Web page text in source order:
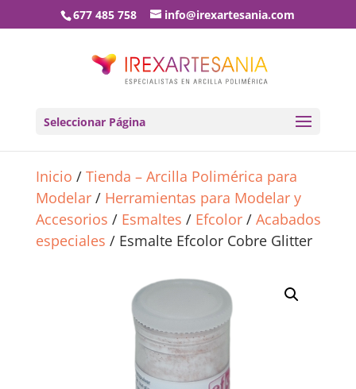
677 485 758 info@irexartesania.com
Seleccionar Página
Inicio / Tienda – Arcilla Polimérica para
Modelar/ Herramientas para Modelar y
Accesorios / Esmaltes / Efcolor/ Acabados
especiales / Esmalte Efcolor Cobre Glitter